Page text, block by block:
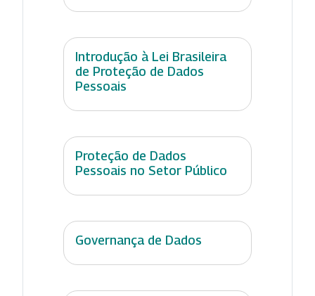
Introdução à Lei Brasileira
de Proteção de Dados
Pessoais
Proteção de Dados
Pessoais no Setor Público
Governança de Dados